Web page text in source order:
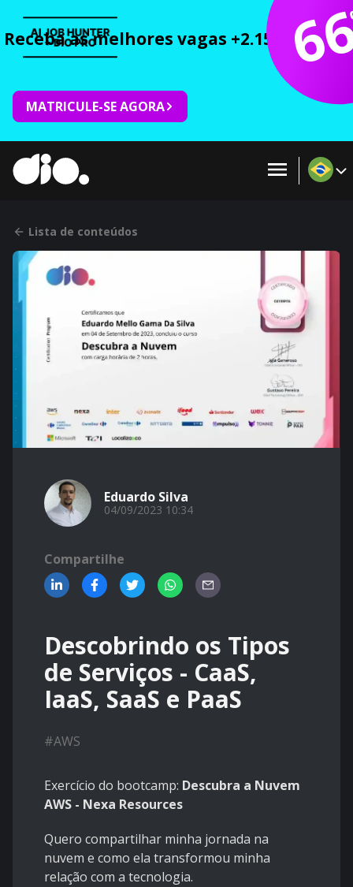
Receba as melhores vagas +2.150 cursos
MATRICULE-SE AGORA
Lista de conteúdos
Eduardo Silva
04/09/2023 10:34
Compartilhe
Descobrindo os Tipos
de Serviços - CaaS,
IaaS, SaaS e PaaS
#AWS
Exercício do bootcamp: Descubra a Nuvem
AWS - Nexa Resources
Quero compartilhar minha jornada na
nuvem e como ela transformou minha
relação com a tecnologia.